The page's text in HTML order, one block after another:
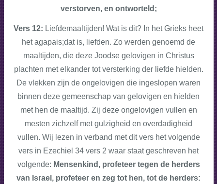
verstorven, en ontworteld;
Vers 12: Liefdemaaltijden! Wat is dit? In het Grieks heet
hetagapais;dat is, liefden. Zo werden genoemd de
maaltijden, die deze Joodse gelovigen in Christus
plachten met elkander tot versterking der liefde hielden.
De vlekken zijn de ongelovigen die ingeslopen waren
binnen deze gemeenschap van gelovigen en hielden
met hen de maaltijd. Zij deze ongelovigen vullen en
mesten zichzelf met gulzigheid en overdadigheid
vullen. Wij lezen in verband met dit vers het volgende
vers in Ezechiel 34 vers 2 waar staat geschreven het
volgende: Mensenkind, profeteer tegen de herders
van Israel, profeteer en zeg tot hen, tot de herders: